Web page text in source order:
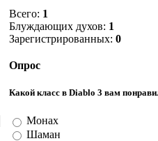
Всего: 1
Блуждающих духов: 1
Зарегистрированных: 0
Опрос
Какой класс в Diablo 3 вам
Монах
Шаман